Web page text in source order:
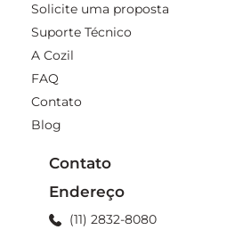
Solicite uma proposta
Suporte Técnico
A Cozil
FAQ
Contato
Blog
Contato
Endereço
(11) 2832-8080